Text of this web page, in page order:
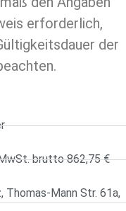
erforderlich,
der
brutto 862,75 €
Thomas-Mann Str. 61a,